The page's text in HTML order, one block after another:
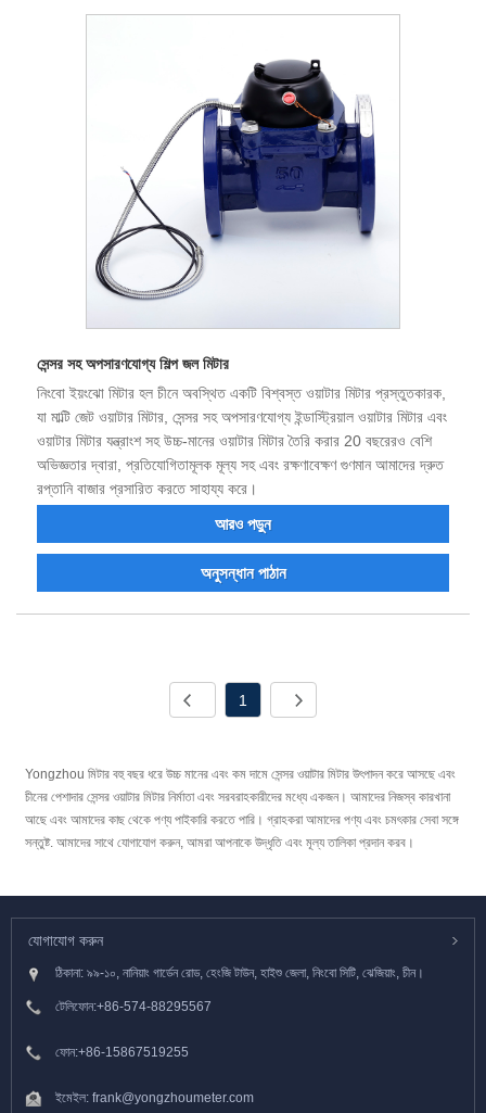
সেন্সর সহ অপসারণযোগ্য শিল্প জল মিটার
নিংবো ইয়ংঝো মিটার হল চীনে অবস্থিত একটি বিশ্বস্ত ওয়াটার মিটার প্রস্তুতকারক,
যা মাল্টি জেট ওয়াটার মিটার, সেন্সর সহ অপসারণযোগ্য ইন্ডাস্ট্রিয়াল ওয়াটার মিটার এবং
ওয়াটার মিটার যন্ত্রাংশ সহ উচ্চ-মানের ওয়াটার মিটার তৈরি করার 20 বছরেরও বেশি
অভিজ্ঞতার দ্বারা, প্রতিযোগিতামূলক মূল্য সহ এবং রক্ষণাবেক্ষণ গুণমান আমাদের দ্রুত
রপ্তানি বাজার প্রসারিত করতে সাহায্য করে।
আরও পড়ুন
অনুসন্ধান পাঠান
1
Yongzhou মিটার বহু বছর ধরে উচ্চ মানের এবং কম দামে সেন্সর ওয়াটার মিটার উৎপাদন করে আসছে এবং
চীনের পেশাদার সেন্সর ওয়াটার মিটার নির্মাতা এবং সরবরাহকারীদের মধ্যে একজন। আমাদের নিজস্ব কারখানা
আছে এবং আমাদের কাছ থেকে পণ্য পাইকারি করতে পারি। গ্রাহকরা আমাদের পণ্য এবং চমৎকার সেবা সঙ্গে
সন্তুষ্ট. আমাদের সাথে যোগাযোগ করুন, আমরা আপনাকে উদ্ধৃতি এবং মূল্য তালিকা প্রদান করব।
যোগাযোগ করুন
ঠিকানা: ৯৯-১০, নানিয়াং গার্ডেন রোড, হেংজি টাউন, হাইশু জেলা, নিংবো সিটি, ঝেজিয়াং, চীন।
টেলিফোন:+86-574-88295567
ফোন:+86-15867519255
ইমেইল: frank@yongzhoumeter.com